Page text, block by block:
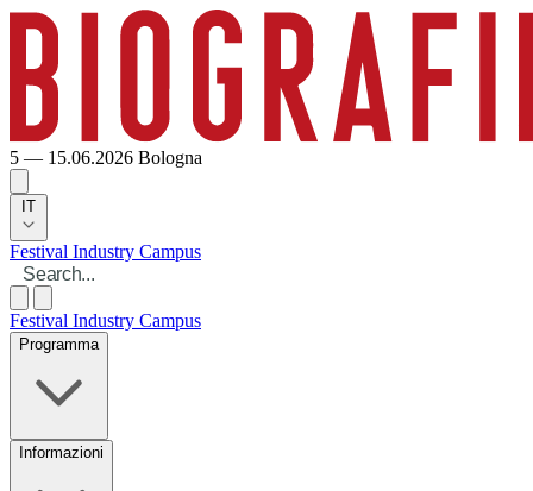
5 — 15.06.2026 Bologna
IT
Festival Industry Campus
Festival Industry Campus
Programma
Informazioni